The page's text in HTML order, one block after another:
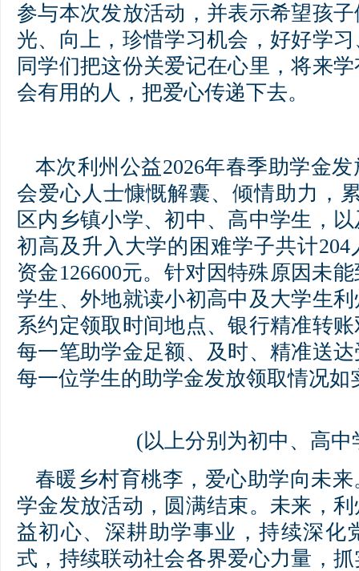
参与本次发放活动，并表示希望孩
光、向上，珍惜学习机会，好好学
同学们把这份关爱记在心里，将来
会有用的人，把爱心传递下去。
本次利州公益2026年春季助学金
会爱心人士慷慨解囊、倾情助力，
区内乡镇小学、初中、高中学生，
初高及升入大学的困难学子共计
资金126600元。针对因特殊原因未
学生、外地就读小初高中及大学生
系约定领取时间地点、银行精准转
每一笔助学金足额、及时、精准送
每一位学生的助学金发放领取情况如
(以上分别为初中、高中
春暖乡村育桃李，爱心助学向未
学金发放活动，圆满结束。未来，
益初心、深耕助学事业，持续深化
式，持续联动社会各界爱心力量，